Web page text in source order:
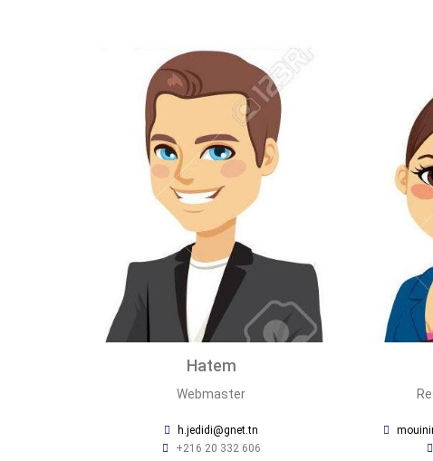
Hatem
Webmaster
h.jedidi@gnet.tn
+216 20 332 606